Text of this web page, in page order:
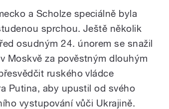
a Scholze speciálně byla
sprchou. Ještě několik
osudným 24. únorem se snažil
Moskvě za pověstným dlouhým
ruského vládce
Putina, aby upustil od svého
vystupování vůči Ukrajině.